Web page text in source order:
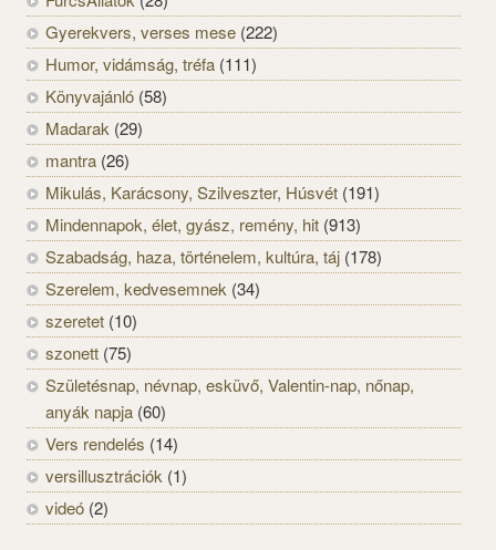
Gyerekvers, verses mese (222)
Humor, vidámság, tréfa (111)
Könyvajánló (58)
Madarak (29)
mantra (26)
Mikulás, Karácsony, Szilveszter, Húsvét (191)
Mindennapok, élet, gyász, remény, hit (913)
Szabadság, haza, történelem, kultúra, táj (178)
Szerelem, kedvesemnek (34)
szeretet (10)
szonett (75)
Születésnap, névnap, esküvő, Valentin-nap, nőnap,
anyák napja (60)
Vers rendelés (14)
versillusztrációk (1)
videó (2)